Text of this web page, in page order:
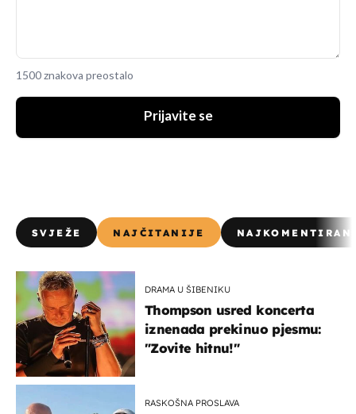
1500 znakova preostalo
Prijavite se
SVJEŽE NAJČITANIJE
DRAMA U ŠIBENIKU
Thompson usred koncerta
iznenada prekinuo pjesmu:
"Zovite hitnu!"
RASKOŠNA PROSLAVA